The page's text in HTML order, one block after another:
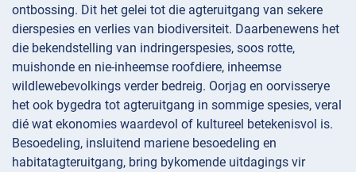
ontbossing. Dit het gelei tot die agteruitgang van sekere
dierspesies en verlies van biodiversiteit. Daarbenewens het
die bekendstelling van indringerspesies, soos rotte,
muishonde en nie-inheemse roofdiere, inheemse
wildlewebevolkings verder bedreig. Oorjag en oorvisserye
het ook bygedra tot agteruitgang in sommige spesies, veral
dié wat ekonomies waardevol of kultureel betekenisvol is.
Besoedeling, insluitend mariene besoedeling en
habitatagteruitgang, bring bykomende uitdagings vir